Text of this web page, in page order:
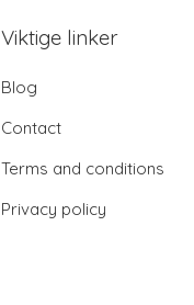
Viktige linker
Blog
Contact
Terms and conditions
Privacy policy